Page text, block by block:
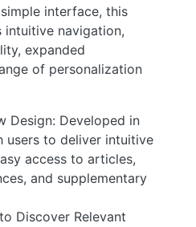
interface, this
intuitive navigation,
expanded
of personalization
Design: Developed in
users to deliver intuitive
access to articles,
and supplementary
Discover Relevant